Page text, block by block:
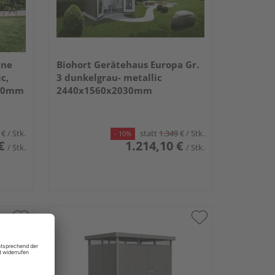
€/ Stk.
/ Stk.
Biohort Gerätehaus Europa Gr.
3 dunkelgrau- metallic
2440x1560x2030mm
- 10% statt 1.349€/ Stk.
1.214,10 € / Stk.